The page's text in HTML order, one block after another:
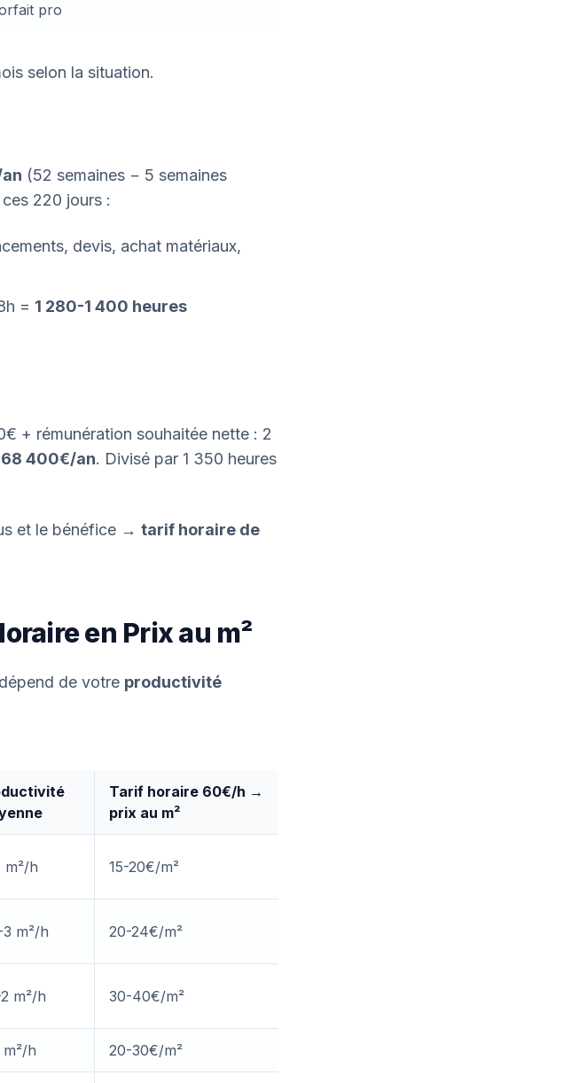
pro
selon la situation.
(52 semaines − 5 semaines
220 jours :
devis, achat matériaux,
= 1 280-1 400 heures
+ rémunération souhaitée nette : 2
400€/an. Divisé par 1 350 heures
et le bénéfice → tarif horaire de
en Prix au m²
de votre productivité
Tarif horaire 60€/h →
prix au m²
h 15-20€/m²
m²/h 20-24€/m²
m²/h 30-40€/m²
h 20-30€/m²